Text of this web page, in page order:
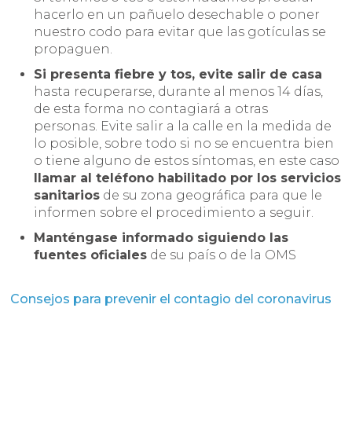
hacerlo en un pañuelo desechable o poner
nuestro codo para evitar que las gotículas se
propaguen.
Si presenta fiebre y tos, evite salir de casa
hasta recuperarse, durante al menos 14 días,
de esta forma no contagiará a otras
personas. Evite salir a la calle en la medida de
lo posible, sobre todo si no se encuentra bien
o tiene alguno de estos síntomas, en este caso
llamar al teléfono habilitado por los servicios
sanitarios de su zona geográfica para que le
informen sobre el procedimiento a seguir.
Manténgase informado siguiendo las
fuentes oficiales de su país o de la OMS
Consejos para prevenir el contagio del coronavirus